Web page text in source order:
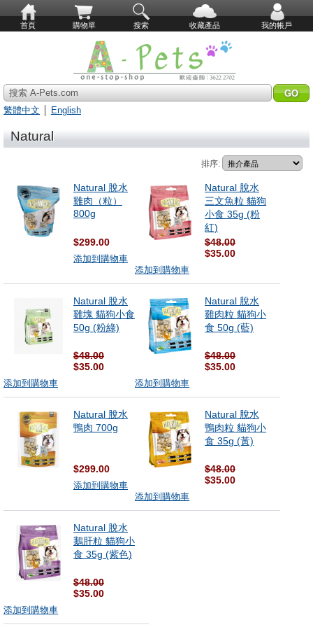
首頁 購物單 搜索 收藏產品 我的帳戶
搜索 A-Pets.com
繁體中文
English
Natural
排序:
Natural 脫水
雞肉（粒）
800g
$299.00
添加到購物車
Natural 脫水
三文魚粒 貓狗
小食 35g (粉
紅)
$48.00
$35.00
添加到購物車
Natural 脫水
雞塊 貓狗小食
50g (粉綠)
$48.00
$35.00
添加到購物車
Natural 脫水
雞肉粒 貓狗小
食 50g (藍)
$48.00
$35.00
添加到購物車
Natural 脫水
鴨肉 700g
$299.00
添加到購物車
Natural 脫水
鴨肉粒 貓狗小
食 35g (黃)
$48.00
$35.00
添加到購物車
Natural 脫水
鵝肝粒 貓狗小
食 35g (紫色)
$48.00
$35.00
添加到購物車